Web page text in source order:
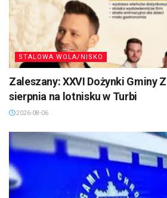
STALOWA WOLA/NISKO
Zaleszany: XXVI Dożynki Gminy
sierpnia na lotnisku w Turbi
2026-08-06